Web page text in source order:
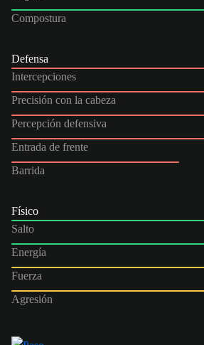
Compostura
Defensa
Intercepciones
Precisión con la cabeza
Percepción defensiva
Entrada de frente
Barrida
Físico
Salto
Energía
Fuerza
Agresión